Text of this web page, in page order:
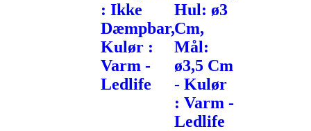
: Ikke
Dæmpbar,
Kulør :
Varm -
Ledlife
Hul: ø3
Cm,
Mål:
ø3,5 Cm
- Kulør
: Varm -
Ledlife